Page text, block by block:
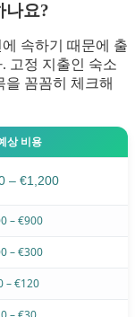
나요?
속하기 때문에 출
고정 지출인 숙소
꼼꼼히 체크해
상 비용
– €1,200
– €900
– €300
– €120